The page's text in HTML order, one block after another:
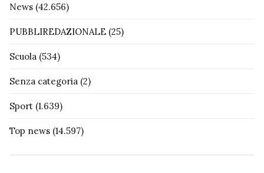
News (42.656)
PUBBLIREDAZIONALE (25)
Scuola (534)
Senza categoria (2)
Sport (1.639)
Top news (14.597)